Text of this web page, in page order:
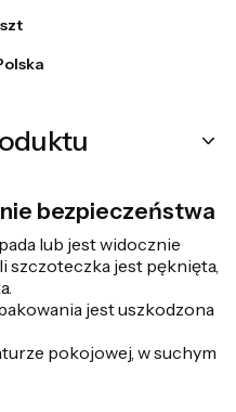
bezpieczeństwa
lub jest widocznie
szczoteczka jest pęknięta,
jest uszkodzona
pokojowej, w suchym